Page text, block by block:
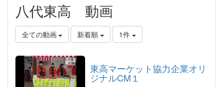
八代東高 動画
全ての動画 新着順 1件
東高マーケット協力企業オリ
ジナルCM１